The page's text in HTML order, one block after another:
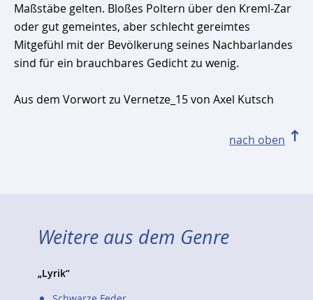
Maßstäbe gelten. Bloßes Poltern über den Kreml-Zar
oder gut gemeintes, aber schlecht gereimtes
Mitgefühl mit der Bevölkerung seines Nachbarlandes
sind für ein brauchbares Gedicht zu wenig.
Aus dem Vorwort zu Vernetze_15 von Axel Kutsch
nach oben
Weitere aus dem Genre
„Lyrik“